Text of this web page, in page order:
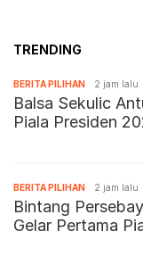
TRENDING
BERITA PILIHAN 2 jam lalu
Balsa Sekulic
Piala Presiden
BERITA PILIHAN 2 jam lalu
Bintang
Gelar Pertama